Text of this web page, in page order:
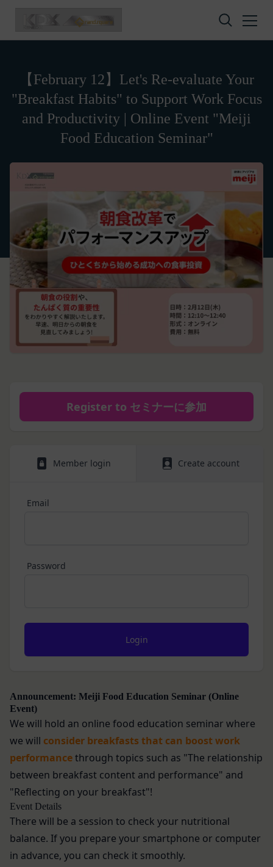
【February 12】Let's Re-evaluate Your
"Breakfast Habits" to Support Work Focus
and Productivity | Online Event "Meiji
Food Education Seminar"
Register to セミナーに参加
Member login Create account
Email
Password
Announcement: Meiji Food Education Seminar (Online
Event)
We will hold an online food education seminar where
we will consider breakfasts that can boost work
performancethrough topics such as "The relationship
between breakfast content and performance" and
"Reflecting on your breakfast"!
Event Details
There will be a session to check your nutritional
balance. If you prepare your smartphone or computer
in advance, you can check it smoothly.
Privacy policy
株式会社GOYOH（以下「当社」といいます。）
は、当社が運営する各サービスにおいて、個人情報
の保護に関する法律、その他関連する法令等を遵守
するとともに、以下の方針に沿ってお客様からお預
かりした情報を取り扱い、正確性および機密性の保
持に努めます。
本文中の用語の定義は、個人情報保護法および関連
法令によります。
当社が取得する情報および取得方法
お客様から直接取得する情報
氏名、生年月日、性別、職業等プロフィールに関す
アカウントへのアクセス者の本人確認に必要なパス
様が入力または送信する情報
を利用する場合、当社は、端末識別子およびIPアド
スなど、お客様が提供することを選択したその他の
あらゆる情報を取得する場合があります。
位置情報
場合、当社は、お客様の位置情報を取得することが
あります。通常はお客様のブラウザや端末の設定に
より無効にすることができますが、無効にした場合
には当社のサービスの一部が利用できなくなくなる
ことがあります。
お客様のアクションに関する情報
お客様が、当社のサービスを利用する際、直接当社
に提供した情報および当社のサービスを提供してい
る第三者サービス提供者を通じて提供した情報を、
当社は取得・保管することがあります。お客様のサ
ービスご利用状況、他の利用者との交流に関する情
報も取得することがあります。
Terms of service
株式会社GOYOHが運営するESGポータルサイトサ
ービス（以下「本サービス」といいます。）のご利
用規約（以下「本規約」といいます。）を下記の通
り定めます。
本サービスをご利用される方は、ご登録される前に
本規約を必ずお読みになり、本規約に同意いただく
必要があります。
第1条（定義）
本規約において、次の各号に掲げる用語の意義は、
当該各号に定めるところによるものとします。
「契約者」
本利用規約に基づく利用契約を当社と締結している
本利用規約に基づき、契約者が本サービスの利用を
れを承認した特定の法人、団体、個人をいいます。
登録希望者及び利用者が会員登録時に登録した当社
が定める情報、本サービス利用中に当社が必要と判
断して登録を求めた情報及びこれらの情報について
利用者自身が追加、変更を行った場合の当該情報を
いいます。
「アカウント」
各会員が保有する、本サービスの利用に関する権利
の総体をいいます。
「パスワード」
登録情報と組み合わせて、会員とその他の者とを識
別するために用いられる符号をいいます。
Amazon Gift Card
A digital gift certificate usable on Amazon.co.jp.
The gift card number will be sent to the email
address registered in your member
information.
It is valid for 10 years from issuance.
How to redeem the gift card:
Have ready the gift card number provided in the
email.
Go toRedeem a gift card
Amazon Customer Service (0120-999-373 / 24 hours).
For the Amazon Gift Card terms, please seehere